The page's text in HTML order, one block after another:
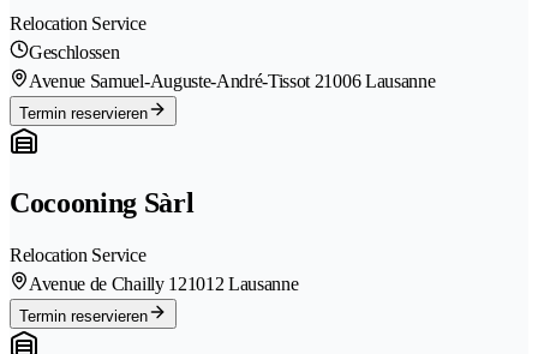
Relocation Service
Geschlossen
Avenue Samuel-Auguste-André-Tissot 21006 Lausanne
Termin reservieren
Cocooning Sàrl
Relocation Service
Avenue de Chailly 121012 Lausanne
Termin reservieren